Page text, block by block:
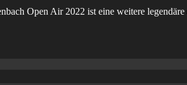
Open Air 2022 ist eine weitere